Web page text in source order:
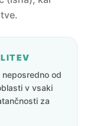
od
v vsaki
za